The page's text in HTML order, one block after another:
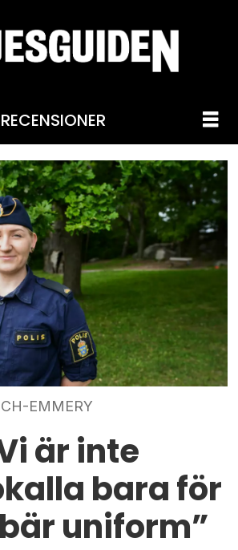
RECENSIONER
EMMERY
är inte
bara för
uniform”